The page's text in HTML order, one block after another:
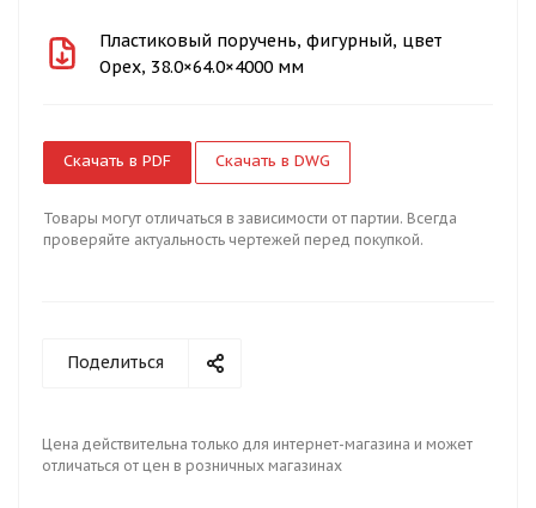
Пластиковый поручень, фигурный, цвет
Орех, 38.0×64.0×4000 мм
Скачать в PDF Скачать в DWG
Товары могут отличаться в зависимости от партии. Всегда
проверяйте актуальность чертежей перед покупкой.
Поделиться
Цена действительна только для интернет-магазина и может
отличаться от цен в розничных магазинах